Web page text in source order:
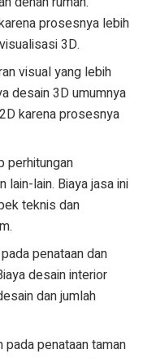
prosesnya lebih
3D.
visual yang lebih
desain 3D umumnya
karena prosesnya
perhitungan
lain-lain. Biaya jasa ini
teknis dan
penataan dan
desain interior
dan jumlah
penataan taman